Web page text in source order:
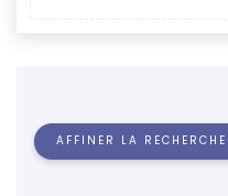
AFFINER LA RECHERCHE